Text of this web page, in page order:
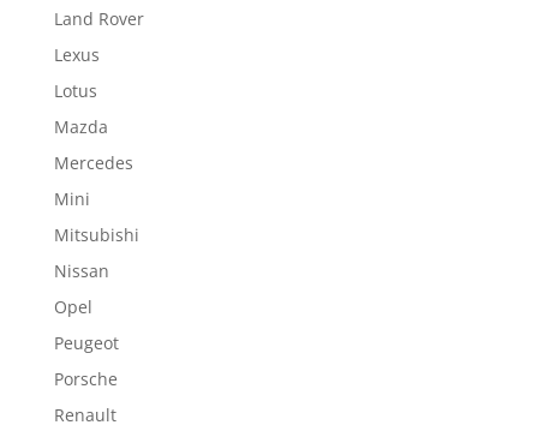
Land Rover
Lexus
Lotus
Mazda
Mercedes
Mini
Mitsubishi
Nissan
Opel
Peugeot
Porsche
Renault